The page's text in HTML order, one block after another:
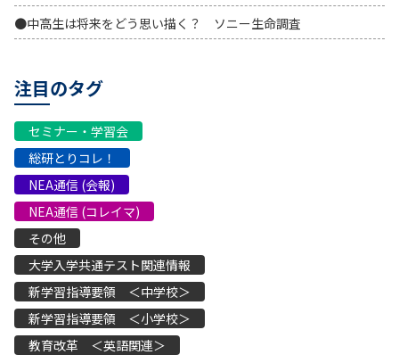
●中高生は将来をどう思い描く？ ソニー生命調査
注目のタグ
セミナー・学習会
総研とりコレ！
NEA通信 (会報)
NEA通信 (コレイマ)
その他
大学入学共通テスト関連情報
新学習指導要領 ＜中学校＞
新学習指導要領 ＜小学校＞
教育改革 ＜英語関連＞